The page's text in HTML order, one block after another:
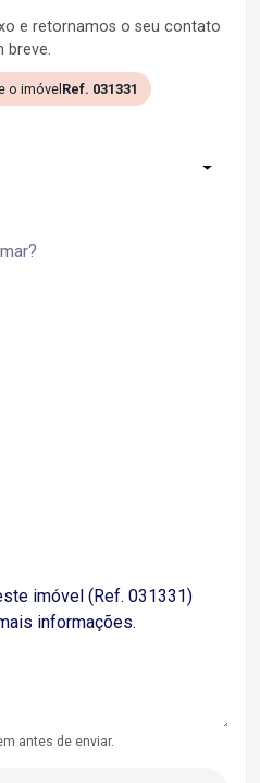
e retornamos o seu contato
breve.
o imóvelRef. 031331
antes de enviar.